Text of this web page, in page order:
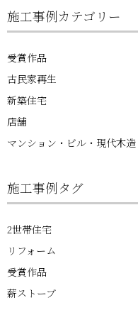
施工事例カテゴリー
受賞作品
古民家再生
新築住宅
店舗
マンション・ビル・現代木造
施工事例タグ
2世帯住宅
リフォーム
受賞作品
薪ストーブ